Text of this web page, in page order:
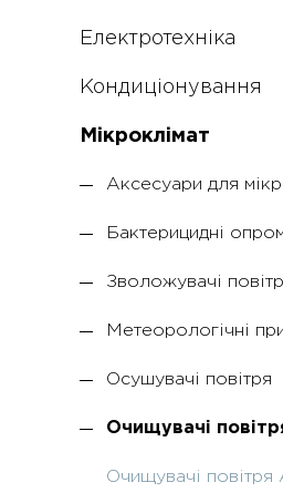
Електротехніка
Кондиціонування
Мікроклімат
Аксесуари для
Бактерицидні
Зволожувачі
Метеорологічні
Осушувачі повітря
Очищувачі
Очищувачі повітря